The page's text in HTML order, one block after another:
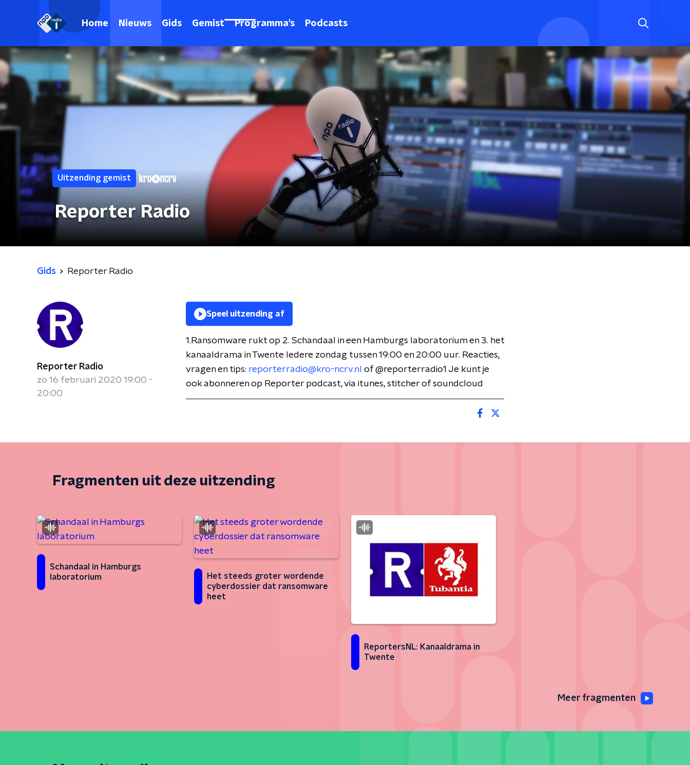
Home Nieuws Gids Gemist Programma's Podcasts
Uitzending gemist
Reporter Radio
Gids Reporter Radio
Reporter Radio
zo 16 februari 2020 19:00 -
20:00
Speel uitzending af
1.Ransomware rukt op 2. Schandaal in een Hamburgs laboratorium en 3. het
kanaaldrama in Twente Iedere zondag tussen 19:00 en 20:00 uur. Reacties,
vragen en tips: reporterradio@kro-ncrv.nl of @reporterradio1 Je kunt je
ook abonneren op Reporter podcast, via itunes, stitcher of soundcloud
Fragmenten uit deze uitzending
Schandaal in Hamburgs
laboratorium
Het steeds groter wordende
cyberdossier dat ransomware
heet
ReportersNL: Kanaaldrama in
Twente
Meer fragmenten